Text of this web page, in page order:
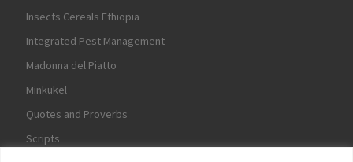
Insects Cereals Ethiopia
Integrated Pest Management
Madonna del Piatto
Minkukel
Quotes and Proverbs
Scripts